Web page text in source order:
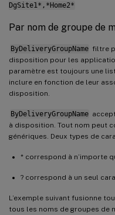
DgSite1*,*Home2*
Par nom de groupe de
ByDeliveryGroupName filtre
disposition pour les
paramètre est toujours une
inclure en fonction de leur
disposition.
ByDeliveryGroupName
à disposition. Tout nom peut
génériques. Deux types de
* correspond à n’importe
? correspond à un seul
L’exemple suivant fusionne
tous les noms de groupes de